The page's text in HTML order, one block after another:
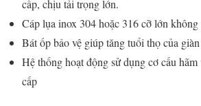
cấp, chịu tải trọng lớn.
Cáp lụa inox 304 hoặc 316 cỡ lớn
Bát ốp bảo vệ giúp tăng tuổi thọ của
Hệ thống hoạt động sử dụng cơ cấu
cấp